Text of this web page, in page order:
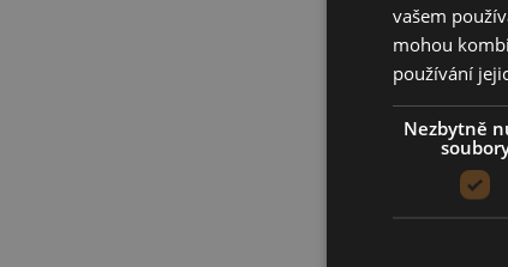
vašem
mohou
používání
Nezbytně